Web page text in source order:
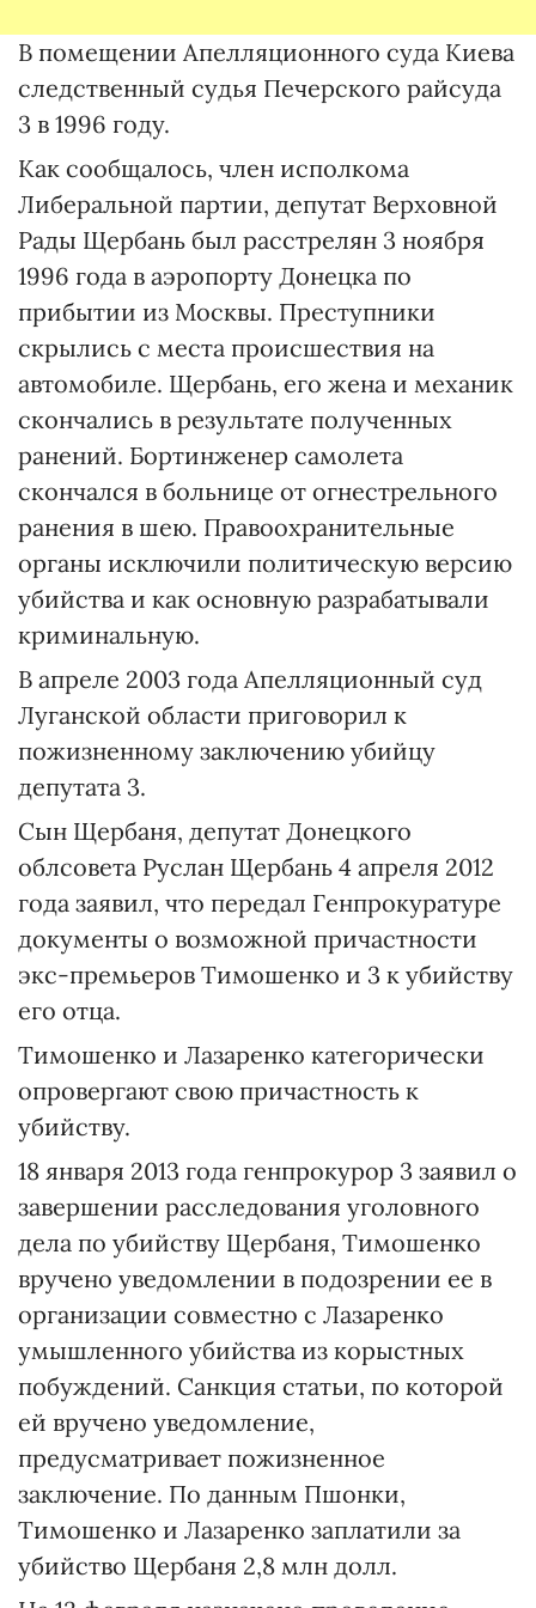
В помещении Апелляционного суда Киева
следственный судья Печерского райсуда
3 в 1996 году.
Как сообщалось, член исполкома
Либеральной партии, депутат Верховной
Рады Щербань был расстрелян 3 ноября
1996 года в аэропорту Донецка по
прибытии из Москвы. Преступники
скрылись с места происшествия на
автомобиле. Щербань, его жена и механик
скончались в результате полученных
ранений. Бортинженер самолета
скончался в больнице от огнестрельного
ранения в шею. Правоохранительные
органы исключили политическую версию
убийства и как основную разрабатывали
криминальную.
В апреле 2003 года Апелляционный суд
Луганской области приговорил к
пожизненному заключению убийцу
депутата 3.
Сын Щербаня, депутат Донецкого
облсовета Руслан Щербань 4 апреля 2012
года заявил, что передал Генпрокуратуре
документы о возможной причастности
экс-премьеров Тимошенко и 3 к убийству
его отца.
Тимошенко и Лазаренко категорически
опровергают свою причастность к
убийству.
18 января 2013 года генпрокурор 3 заявил о
завершении расследования уголовного
дела по убийству Щербаня, Тимошенко
вручено уведомлении в подозрении ее в
организации совместно с Лазаренко
умышленного убийства из корыстных
побуждений. Санкция статьи, по которой
ей вручено уведомление,
предусматривает пожизненное
заключение. По данным Пшонки,
Тимошенко и Лазаренко заплатили за
убийство Щербаня 2,8 млн долл.